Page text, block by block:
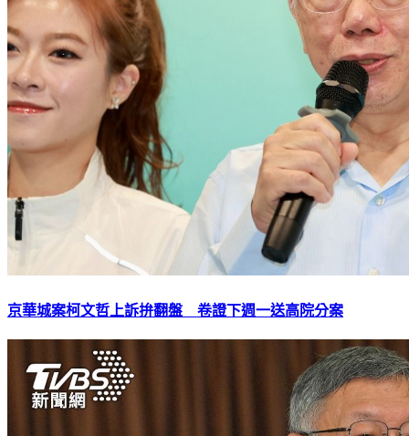
京華城案柯文哲上訴拚翻盤 卷證下週一送高院分案